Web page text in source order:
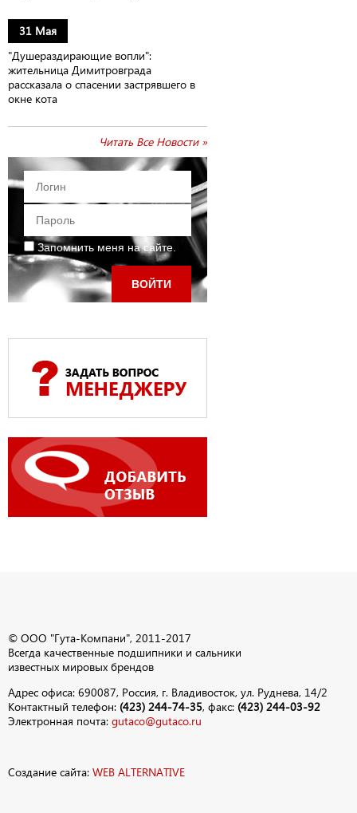
31 Мая
"Душераздирающие вопли":
жительница Димитровграда
рассказала о спасении застрявшего в
окне кота
Читать Все Новости »
Запомнить меня на сайте.
© ООО "Гута-Компани", 2011-2017
Всегда качественные подшипники и сальники
известных мировых брендов
Адрес офиса: 690087, Россия, г. Владивосток, ул. Руднева, 14/2
Контактный телефон: (423) 244-74-35, факс: (423) 244-03-92
Электронная почта: gutaco@gutaco.ru
Создание сайта: WEB ALTERNATIVE